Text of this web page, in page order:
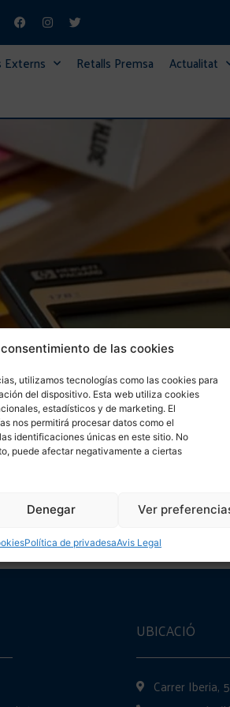
de las cookies
utilizamos tecnologías como las cookies para
del dispositivo. Esta web utiliza cookies
estadísticos y de marketing. El
nos permitirá procesar datos como el
identificaciones únicas en este sitio. No
puede afectar negativamente a ciertas
Denegar Ver
Política de privadesaAvis Legal
Externs Retalls Premsa Actualitat
LA DECLARACIÓ D’IVA EN FORMAT
2023 només serà possible
en paper Una de les grans
UBICACIÓ
Carrer Iberia,